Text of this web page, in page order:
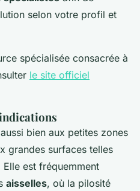
selon votre profil et
spécialisée consacrée à
le site officiel
bien aux petites zones
grandes surfaces telles
est fréquemment
aisselles, où la pilosité